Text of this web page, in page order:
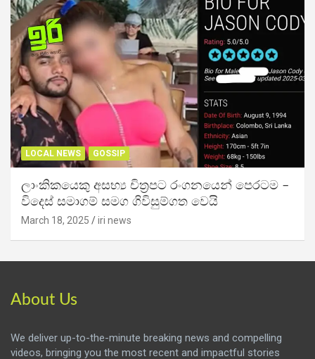
LOCAL NEWS GOSSIP
ලාංකිකයෙකු අසභ්‍ය චිත්‍රපට රංගනයෙන් පෙරටම –
විදෙස් සමාගම් සමග ගිවිසුම්ගත වෙයි
March 18, 2025 iri news
About Us
We deliver up-to-the-minute breaking news and compelling
videos, bringing you the most recent and impactful stories